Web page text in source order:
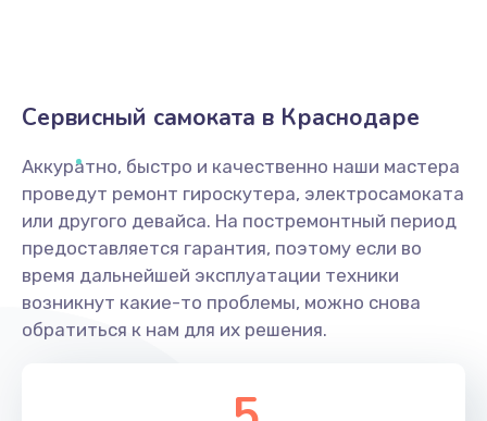
Сервисный самоката в Краснодаре
Аккуратно, быстро и качественно наши мастера
проведут ремонт гироскутера, электросамоката
или другого девайса. На постремонтный период
предоставляется гарантия, поэтому если во
время дальнейшей эксплуатации техники
возникнут какие-то проблемы, можно снова
обратиться к нам для их решения.